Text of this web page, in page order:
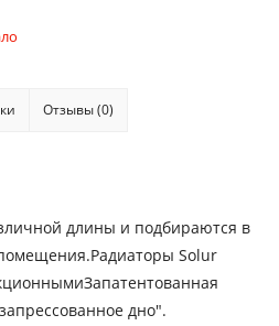
Отзывы (0)
длины и подбираются в
Solur
дно".